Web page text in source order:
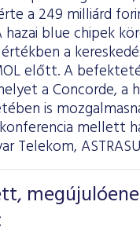
a 249 milliárd
blue chipek
a
előtt. A
a Concorde, a
is
mellett
Telekom,